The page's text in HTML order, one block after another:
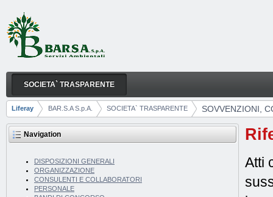
Skip to Content
SOVVENZIONI, CONTRIBUTI, SUSSIDI, VANTAGGI
Navigation
SOCIETA` TRASPARENTE
Breadcrumbs
Liferay BAR.S.A S.p.A. SOCIETA` TRASPARENTE SOVVENZIONI,
Navigation
DISPOSIZIONI GENERALI
ORGANIZZAZIONE
CONSULENTI E COLLABORATORI
PERSONALE
Atti